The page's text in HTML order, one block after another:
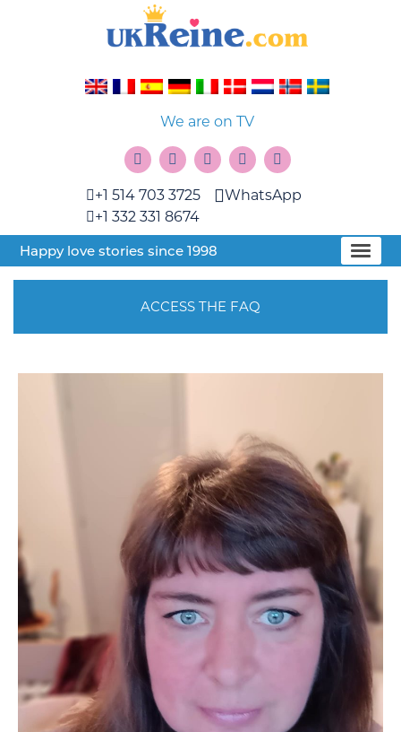
We are on TV
+1 514 703 3725
+1 332 331 8674
WhatsApp
Happy love stories since 1998
ACCESS THE FAQ